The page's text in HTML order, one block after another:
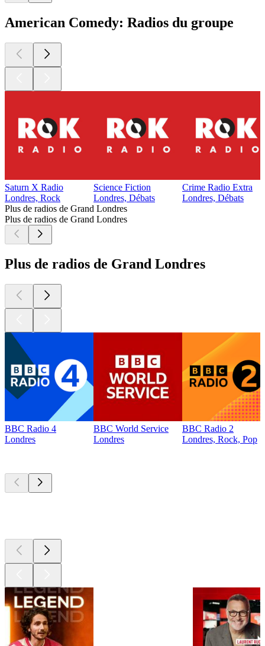
American Comedy: Radios du groupe
Saturn X Radio
Londres, Rock
Science Fiction
Londres, Débats
Crime Radio Extra
Londres, Débats
Plus de radios de Grand Londres
Plus de radios de Grand Londres
Plus de radios de Grand Londres
BBC Radio 4
Londres
BBC World Service
Londres
BBC Radio 2
Londres, Rock, Pop